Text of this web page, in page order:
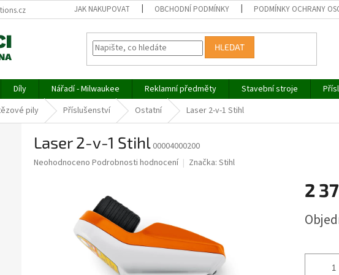
JAK NAKUPOVAT OBCHODNÍ PODMÍNKY PODMÍNKY OCHRANY
HLEDAT
Díly Nářadí - Milwaukee Reklamní předměty Stavební stroje
pily Příslušenství Ostatní Laser 2-v-1 Stihl
Laser 2-v-1 Stihl 00004000200
Průměrné
Neohodnoceno Podrobnosti hodnocení Značka: Stihl
2
cena: